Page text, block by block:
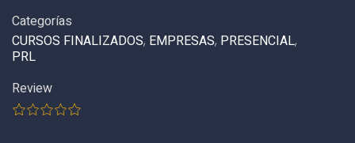
Categorías
CURSOS FINALIZADOS, EMPRESAS, PRESENCIAL,
PRL
Review